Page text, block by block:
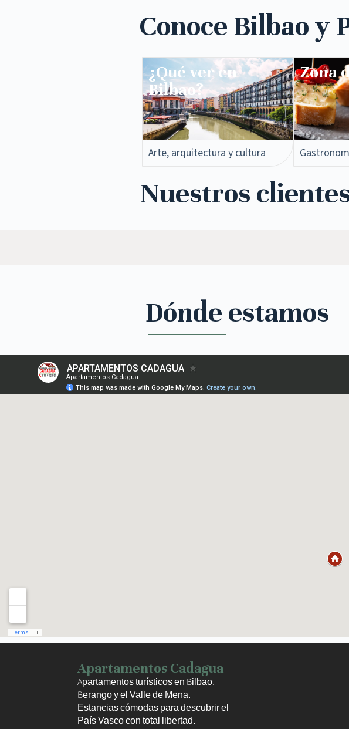
Conoce Bilbao y
¿Qué ver en
Bilbao?
Arte, arquitectura y cultura
Zona
Nuestros
Dónde estamos
Apartamentos Cadagua
Apartamentos turísticos en Bilbao,
Berango y el Valle de Mena.
Estancias cómodas para descubrir el
País Vasco con total libertad.